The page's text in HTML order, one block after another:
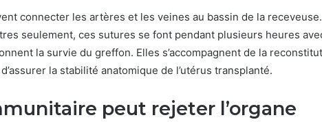
connecter les artères et les veines au bassin de la receveuse.
seulement, ces sutures se font pendant plusieurs heures
la survie du greffon. Elles s’accompagnent de la
la stabilité anatomique de l’utérus transplanté.
peut rejeter l’organe